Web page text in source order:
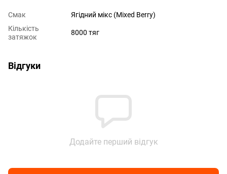
Смак
Ягідний мікс (Mixed Berry)
Кількість
затяжок
8000 тяг
Відгуки
Додайте перший відгук